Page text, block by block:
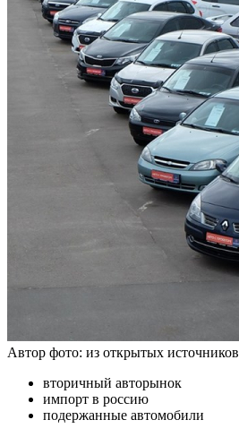
Автор фото: из открытых источников
вторичный авторынок
импорт в россию
подержанные автомобили